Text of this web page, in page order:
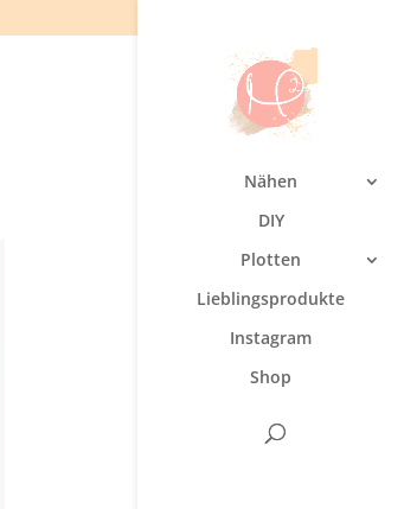
Nähen
DIY
Plotten
Lieblingsprodukte
Instagram
Shop